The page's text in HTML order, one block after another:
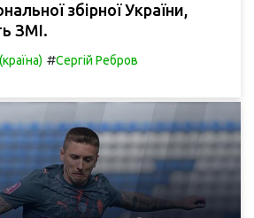
збірної України,
ЗМІ.
#Сергій Ребров